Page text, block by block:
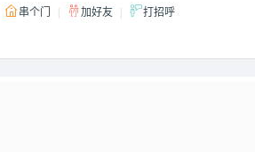
串个门 加好友 打招呼